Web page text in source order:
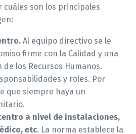
cuáles son los principales
Al equipo directivo se le
firme con la Calidad y una
los Recursos Humanos.
y roles. Por
que siempre haya un
a nivel de instalaciones,
etc. La norma establece la